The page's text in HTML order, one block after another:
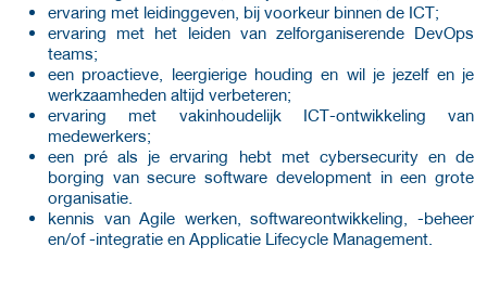
ervaring met leidinggeven, bij voorkeur binnen de ICT;
ervaring met het leiden van zelforganiserende DevOps
teams;
een proactieve, leergierige houding en wil je jezelf en je
werkzaamheden altijd verbeteren;
ervaring met vakinhoudelijk ICT-ontwikkeling van
medewerkers;
een pré als je ervaring hebt met cybersecurity en de
borging van secure software development in een grote
organisatie.
kennis van Agile werken, softwareontwikkeling, -beheer
en/of -integratie en Applicatie Lifecycle Management.